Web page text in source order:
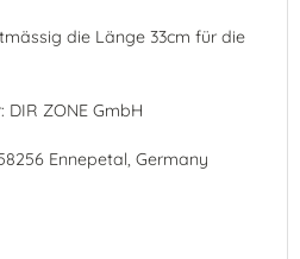
die Länge 33cm für die
ZONE GmbH
Ennepetal, Germany